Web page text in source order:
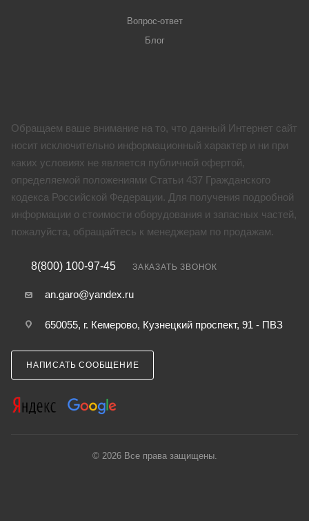
Вопрос-ответ
Блог
Обращаем ваше внимание на то, что данный Интернет сайт
носит исключительно информационный характер и ни при
каких условиях не является публичной офертой,
определяемой положениями Статьи 437 Гражданского
кодекса Российской Федерации. Для получения подробной
информации о стоимости оборудования и запасных частей,
пожалуйста, обращайтесь к менеджерам по продажам.
8(800) 100-97-45 ЗАКАЗАТЬ ЗВОНОК
an.garo@yandex.ru
650055, г. Кемерово, Кузнецкий проспект, 91 - ПВЗ
НАПИСАТЬ СООБЩЕНИЕ
© 2026 Все права защищены.